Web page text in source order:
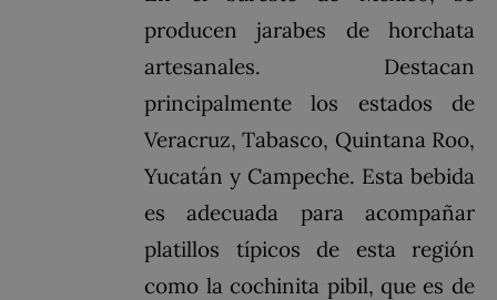
producen jarabes de horchata
artesanales. Destacan
principalmente los estados de
Veracruz, Tabasco, Quintana Roo,
Yucatán y Campeche. Esta bebida
es adecuada para acompañar
platillos típicos de esta región
como la cochinita pibil, que es de